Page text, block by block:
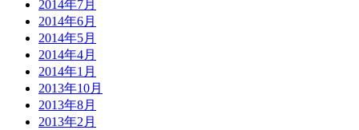
2014年7月
2014年6月
2014年5月
2014年4月
2014年1月
2013年10月
2013年8月
2013年2月